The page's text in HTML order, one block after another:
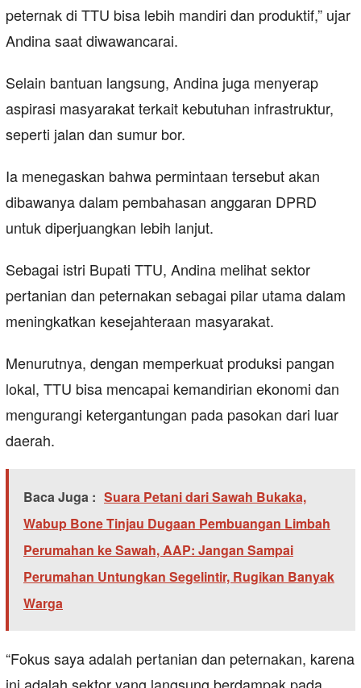
peternak di TTU bisa lebih mandiri dan produktif,” ujar
Andina saat diwawancarai.
Selain bantuan langsung, Andina juga menyerap
aspirasi masyarakat terkait kebutuhan infrastruktur,
seperti jalan dan sumur bor.
Ia menegaskan bahwa permintaan tersebut akan
dibawanya dalam pembahasan anggaran DPRD
untuk diperjuangkan lebih lanjut.
Sebagai istri Bupati TTU, Andina melihat sektor
pertanian dan peternakan sebagai pilar utama dalam
meningkatkan kesejahteraan masyarakat.
Menurutnya, dengan memperkuat produksi pangan
lokal, TTU bisa mencapai kemandirian ekonomi dan
mengurangi ketergantungan pada pasokan dari luar
daerah.
Baca Juga : Suara Petani dari Sawah Bukaka,
Wabup Bone Tinjau Dugaan Pembuangan Limbah
Perumahan ke Sawah, AAP: Jangan Sampai
Perumahan Untungkan Segelintir, Rugikan Banyak
Warga
“Fokus saya adalah pertanian dan peternakan, karena
ini adalah sektor yang langsung berdampak pada